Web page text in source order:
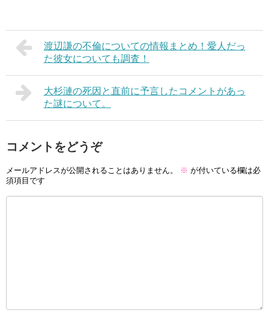
渡辺謙の不倫についての情報まとめ！愛人だっ
た彼女についても調査！
大杉漣の死因と直前に予言したコメントがあっ
た謎について。
コメントをどうぞ
メールアドレスが公開されることはありません。 ※ が付いている欄は必
須項目です